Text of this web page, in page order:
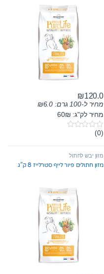
₪120.0
מחיר ל-100 גרם: ₪6.0
מחיר לק"ג: 60₪
0
t
o
f
(0)
מזון יבש לחתול
מזון חתולים פיור לייף סטרלייז 8 ק”ג